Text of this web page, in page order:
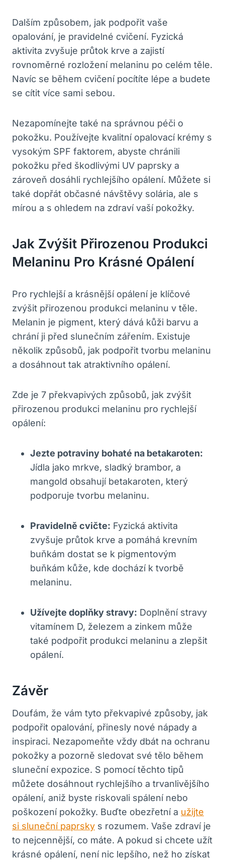
Dalším způsobem, jak podpořit vaše
opalování, je pravidelné cvičení. Fyzická
aktivita zvyšuje průtok krve a zajistí
rovnoměrné rozložení melaninu po celém těle.
Navíc se během cvičení pocítíte lépe a budete
se cítit více sami sebou.
Nezapomínejte také na správnou péči o
pokožku. Používejte kvalitní opalovací krémy s
vysokým SPF faktorem, abyste chránili
pokožku před škodlivými UV paprsky a
zároveň dosáhli rychlejšího opálení. Můžete si
také dopřát občasné návštěvy solária, ale s
mírou a s ohledem na zdraví vaší pokožky.
Jak Zvýšit Přirozenou Produkci
Melaninu Pro Krásné Opálení
Pro rychlejší a krásnější opálení je klíčové
zvýšit přirozenou produkci melaninu v těle.
Melanin je pigment, který dává kůži barvu a
chrání ji před slunečním zářením. Existuje
několik způsobů, jak podpořit tvorbu melaninu
a dosáhnout tak atraktivního opálení.
Zde je 7 překvapivých způsobů, jak zvýšit
přirozenou produkci melaninu pro rychlejší
opálení:
Jezte potraviny bohaté na betakaroten:
Jídla jako mrkve, sladký brambor, a
mangold obsahují betakaroten, který
podporuje tvorbu melaninu.
Pravidelně cvičte: Fyzická aktivita
zvyšuje průtok krve a pomáhá krevním
buňkám dostat se k pigmentovým
buňkám kůže, kde dochází k tvorbě
melaninu.
Užívejte doplňky stravy: Doplnění stravy
vitamínem D, železem a zinkem může
také podpořit produkci melaninu a zlepšit
opálení.
Závěr
Doufám, že vám tyto překvapivé způsoby, jak
podpořit opalování, přinesly nové nápady a
inspiraci. Nezapomeňte vždy dbát na ochranu
pokožky a pozorně sledovat své tělo během
sluneční expozice. S pomocí těchto tipů
můžete dosáhnout rychlejšího a trvanlivějšího
opálení, aniž byste riskovali spálení nebo
poškození pokožky. Buďte obezřetní a užijte
si sluneční paprsky s rozumem. Vaše zdraví je
to nejcennější, co máte. A pokud si chcete užít
krásné opálení, není nic lepšího, než ho získat